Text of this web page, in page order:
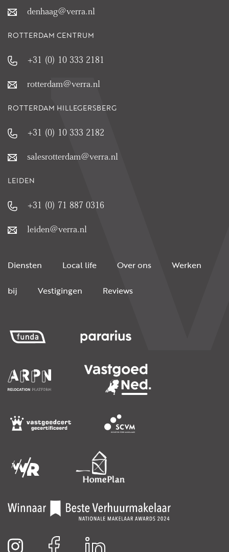
denhaag@verra.nl
ROTTERDAM CENTRUM
+31 (0) 10 333 2181
rotterdam@verra.nl
ROTTERDAM HILLEGERSBERG
+31 (0) 10 333 2182
salesrotterdam@verra.nl
LEIDEN
+31 (0) 71 887 0316
leiden@verra.nl
Diensten Local life Over ons Werken
bij Vestigingen Reviews